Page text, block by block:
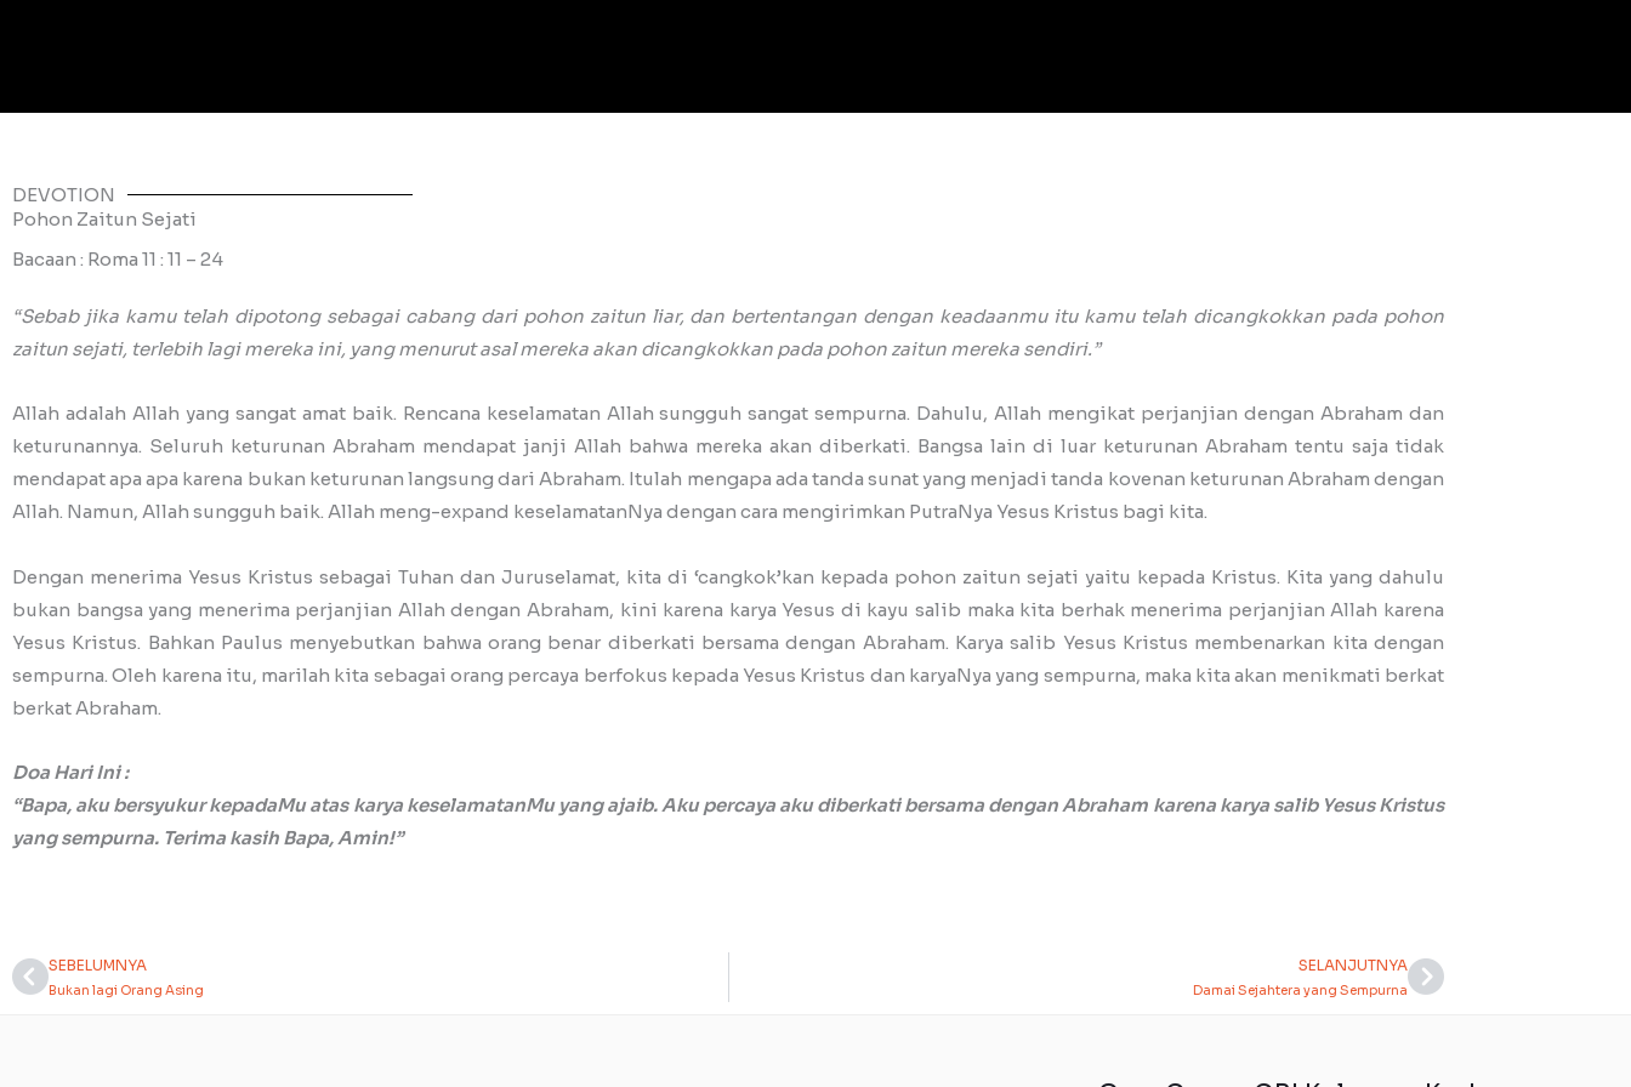
DEVOTION
Pohon Zaitun Sejati
Bacaan : Roma 11 : 11 – 24
“Sebab jika kamu telah dipotong sebagai cabang dari pohon zaitun liar, dan bertentangan dengan keadaanmu itu kamu telah dicangkokkan pada pohon
zaitun sejati, terlebih lagi mereka ini, yang menurut asal mereka akan dicangkokkan pada pohon zaitun mereka sendiri.”
Allah adalah Allah yang sangat amat baik. Rencana keselamatan Allah sungguh sangat sempurna. Dahulu, Allah mengikat perjanjian dengan Abraham dan
keturunannya. Seluruh keturunan Abraham mendapat janji Allah bahwa mereka akan diberkati. Bangsa lain di luar keturunan Abraham tentu saja tidak
mendapat apa apa karena bukan keturunan langsung dari Abraham. Itulah mengapa ada tanda sunat yang menjadi tanda kovenan keturunan Abraham dengan
Allah. Namun, Allah sungguh baik. Allah meng-expand keselamatanNya dengan cara mengirimkan PutraNya Yesus Kristus bagi kita.
Dengan menerima Yesus Kristus sebagai Tuhan dan Juruselamat, kita di ‘cangkok’kan kepada pohon zaitun sejati yaitu kepada Kristus. Kita yang dahulu
bukan bangsa yang menerima perjanjian Allah dengan Abraham, kini karena karya Yesus di kayu salib maka kita berhak menerima perjanjian Allah karena
Yesus Kristus. Bahkan Paulus menyebutkan bahwa orang benar diberkati bersama dengan Abraham. Karya salib Yesus Kristus membenarkan kita dengan
sempurna. Oleh karena itu, marilah kita sebagai orang percaya berfokus kepada Yesus Kristus dan karyaNya yang sempurna, maka kita akan menikmati berkat
berkat Abraham.
Doa Hari Ini :
“Bapa, aku bersyukur kepadaMu atas karya keselamatanMu yang ajaib. Aku percaya aku diberkati bersama dengan Abraham karena karya salib Yesus Kristus
yang sempurna. Terima kasih Bapa, Amin!”
Prev
SEBELUMNYA
Bukan lagi Orang Asing
SELANJUTNYA
Damai Sejahtera yang SempurnaNext